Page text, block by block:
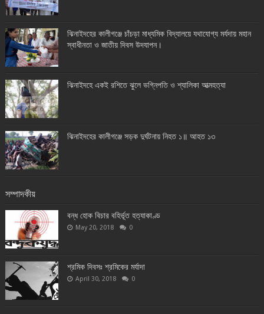
ঝিনাইদহের কালীগঞ্জে চাঁচড়া মাধ্যমিক বিদ্যালয়ে যথাযোগ্য মর্যদায় মহান
স্বাধীনতা ও জাতীয় দিবস উদযাপন।
ঝিনাইদহে একই রশিতে ঝুলে ভগ্নিপতি ও শ্যালিকা আত্মহত্যা
ঝিনাইদহের কালীগঞ্জে সড়ক দুর্ঘটনায় নিহত ১॥ আহত ১৩
সম্পাদকীয়
বন্ধ হোক বিচার বহির্ভূত হত্যাকাণ্ড
May 20, 2018 0
শ্রমিক দিবসঃ শ্রমিকের মর্যাদা
April 30, 2018 0